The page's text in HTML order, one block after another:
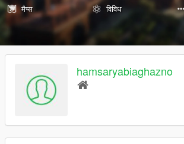
मैप्स
विविध
hamsaryabiaghazno